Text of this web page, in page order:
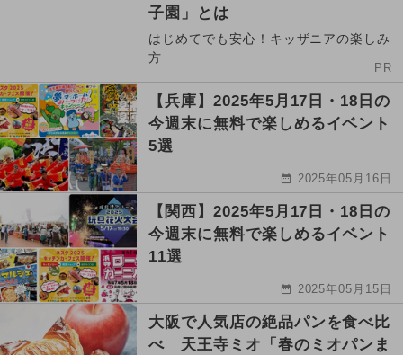
子園」とは
はじめてでも安心！キッザニアの楽しみ
方
PR
【兵庫】2025年5月17日・18日の
今週末に無料で楽しめるイベント
5選
2025年05月16日
【関西】2025年5月17日・18日の
今週末に無料で楽しめるイベント
11選
2025年05月15日
大阪で人気店の絶品パンを食べ比
べ 天王寺ミオ「春のミオパンま